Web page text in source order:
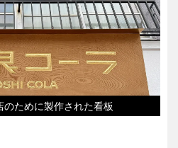
ために製作された看板